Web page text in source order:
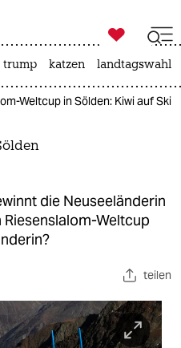
ich

taz zahl ich
trump katzen landtagswahl
Weltcup in Sölden: Kiwi auf Ski
die Neuseeländerin
Weltcup
teilen